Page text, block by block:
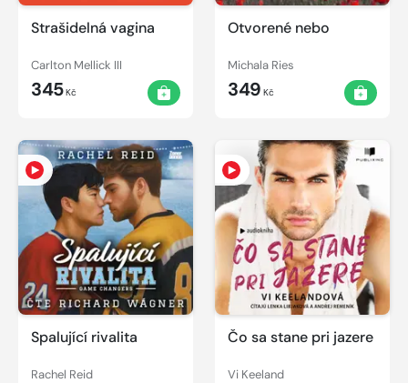
Strašidelná vagina
Carlton Mellick III
345Kč
Otvorené nebo
Michala Ries
349 Kč
Spalující rivalita
Rachel Reid
Čo sa stane pri jazere
Vi Keeland